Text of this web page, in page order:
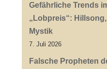
Gefährliche Trends
„Lobpreis“:
Mystik
7. Juli 2026
Falsche Propheten